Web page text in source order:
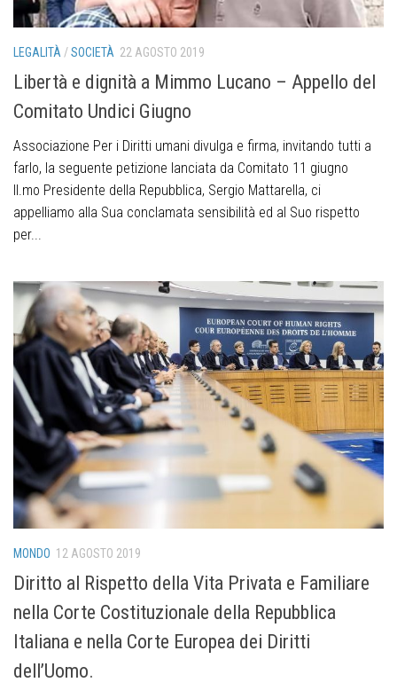
LEGALITÀ/SOCIETÀ 22 AGOSTO 2019
Libertà e dignità a Mimmo Lucano – Appello del
Comitato Undici Giugno
Associazione Per i Diritti umani divulga e firma, invitando tutti a
farlo, la seguente petizione lanciata da Comitato 11 giugno
ll.mo Presidente della Repubblica, Sergio Mattarella, ci
appelliamo alla Sua conclamata sensibilità ed al Suo rispetto
per...
MONDO 12 AGOSTO 2019
Diritto al Rispetto della Vita Privata e Familiare
nella Corte Costituzionale della Repubblica
Italiana e nella Corte Europea dei Diritti
dell’Uomo.